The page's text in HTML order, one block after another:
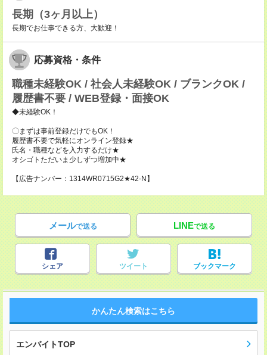
長期（3ヶ月以上）
長期でお仕事できる方、大歓迎！
応募資格・条件
職種未経験OK / 社会人未経験OK / ブランクOK /
履歴書不要 / WEB登録・面接OK
◆未経験OK！
〇まずは事前登録だけでもOK！
履歴書不要で気軽にオンライン登録★
氏名・職種などを入力するだけ★
オシゴトただいま少しずつ増加中★
【広告ナンバー：1314WR0715G2★42-N】
メールで送る LINEで送る
シェア ツイート ブックマーク
かんたん検索はこちら
エンバイトTOP